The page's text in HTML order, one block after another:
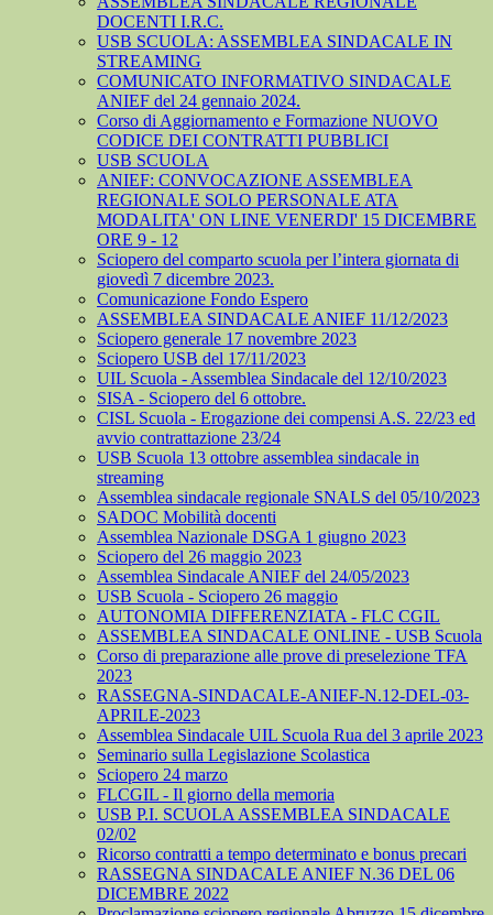
DOCENTI I.R.C.
USB SCUOLA: ASSEMBLEA SINDACALE IN
STREAMING
COMUNICATO INFORMATIVO SINDACALE
ANIEF del 24 gennaio 2024.
Corso di Aggiornamento e Formazione NUOVO
CODICE DEI CONTRATTI PUBBLICI
USB SCUOLA
ANIEF: CONVOCAZIONE ASSEMBLEA
REGIONALE SOLO PERSONALE ATA
MODALITA' ON LINE VENERDI' 15 DICEMBRE
ORE 9 - 12
Sciopero del comparto scuola per l’intera giornata di
giovedì 7 dicembre 2023.
Comunicazione Fondo Espero
ASSEMBLEA SINDACALE ANIEF 11/12/2023
Sciopero generale 17 novembre 2023
Sciopero USB del 17/11/2023
UIL Scuola - Assemblea Sindacale del 12/10/2023
SISA - Sciopero del 6 ottobre.
CISL Scuola - Erogazione dei compensi A.S. 22/23 ed
avvio contrattazione 23/24
USB Scuola 13 ottobre assemblea sindacale in
streaming
Assemblea sindacale regionale SNALS del 05/10/2023
SADOC Mobilità docenti
Assemblea Nazionale DSGA 1 giugno 2023
Sciopero del 26 maggio 2023
Assemblea Sindacale ANIEF del 24/05/2023
USB Scuola - Sciopero 26 maggio
AUTONOMIA DIFFERENZIATA - FLC CGIL
ASSEMBLEA SINDACALE ONLINE - USB Scuola
Corso di preparazione alle prove di preselezione TFA
2023
RASSEGNA-SINDACALE-ANIEF-N.12-DEL-03-
APRILE-2023
Assemblea Sindacale UIL Scuola Rua del 3 aprile 2023
Seminario sulla Legislazione Scolastica
Sciopero 24 marzo
FLCGIL - Il giorno della memoria
USB P.I. SCUOLA ASSEMBLEA SINDACALE
02/02
Ricorso contratti a tempo determinato e bonus precari
RASSEGNA SINDACALE ANIEF N.36 DEL 06
DICEMBRE 2022